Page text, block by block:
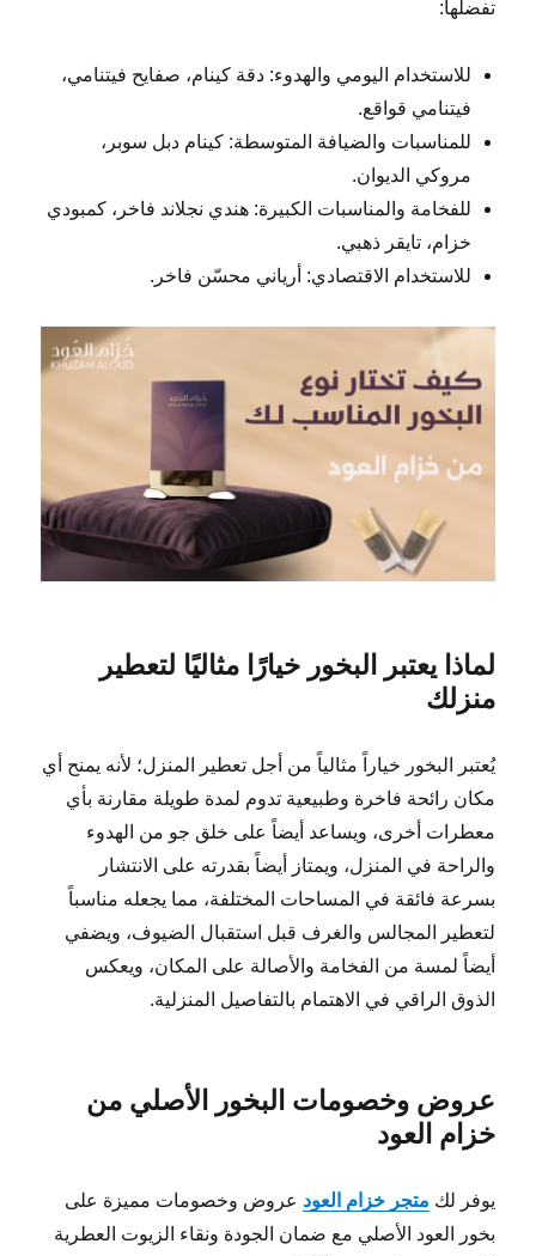
تفضلها:
للاستخدام اليومي والهدوء: دقة كينام، صفايح فيتنامي،
فيتنامي قواقع.
للمناسبات والضيافة المتوسطة: كينام دبل سوبر،
مروكي الديوان.
للفخامة والمناسبات الكبيرة: هندي نجلاند فاخر، كمبودي
خزام، تايقر ذهبي.
للاستخدام الاقتصادي: أرياني محسّن فاخر.
لماذا يعتبر البخور خيارًا مثاليًا لتعطير
منزلك
يُعتبر البخور خياراً مثالياً من أجل تعطير المنزل؛ لأنه يمنح أي
مكان رائحة فاخرة وطبيعية تدوم لمدة طويلة مقارنة بأي
معطرات أخرى، ويساعد أيضاً على خلق جو من الهدوء
والراحة في المنزل، ويمتاز أيضاً بقدرته على الانتشار
بسرعة فائقة في المساحات المختلفة، مما يجعله مناسباً
لتعطير المجالس والغرف قبل استقبال الضيوف، ويضفي
أيضاً لمسة من الفخامة والأصالة على المكان، ويعكس
الذوق الراقي في الاهتمام بالتفاصيل المنزلية.
عروض وخصومات البخور الأصلي من
خزام العود
يوفر لك متجر خزام العود عروض وخصومات مميزة على
بخور العود الأصلي مع ضمان الجودة ونقاء الزيوت العطرية